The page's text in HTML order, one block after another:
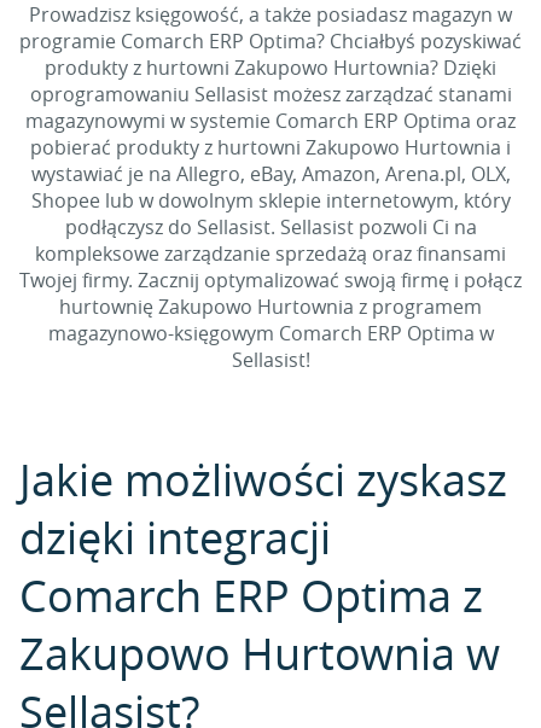
Prowadzisz księgowość, a także posiadasz magazyn w
programie Comarch ERP Optima? Chciałbyś pozyskiwać
produkty z hurtowni Zakupowo Hurtownia? Dzięki
oprogramowaniu Sellasist możesz zarządzać stanami
magazynowymi w systemie Comarch ERP Optima oraz
pobierać produkty z hurtowni Zakupowo Hurtownia i
wystawiać je na Allegro, eBay, Amazon, Arena.pl, OLX,
Shopee lub w dowolnym sklepie internetowym, który
podłączysz do Sellasist. Sellasist pozwoli Ci na
kompleksowe zarządzanie sprzedażą oraz finansami
Twojej firmy. Zacznij optymalizować swoją firmę i połącz
hurtownię Zakupowo Hurtownia z programem
magazynowo-księgowym Comarch ERP Optima w
Sellasist!
Jakie możliwości zyskasz
dzięki integracji
Comarch ERP Optima z
Zakupowo Hurtownia w
Sellasist?